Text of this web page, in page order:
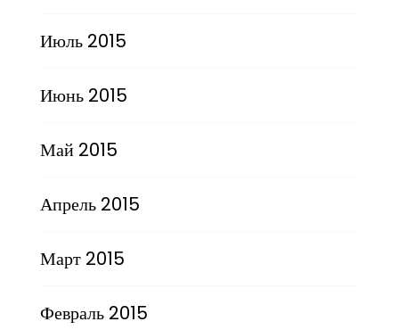
Июль 2015
Июнь 2015
Май 2015
Апрель 2015
Март 2015
Февраль 2015